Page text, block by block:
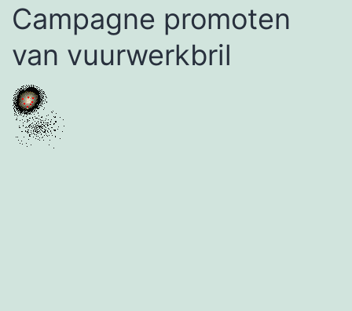
Campagne promoten
van vuurwerkbril